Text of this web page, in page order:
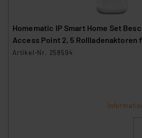
Homematic IP Smart Home Set
Access Point 2, 5 Rollladenaktoren
Artikel-Nr. 258594